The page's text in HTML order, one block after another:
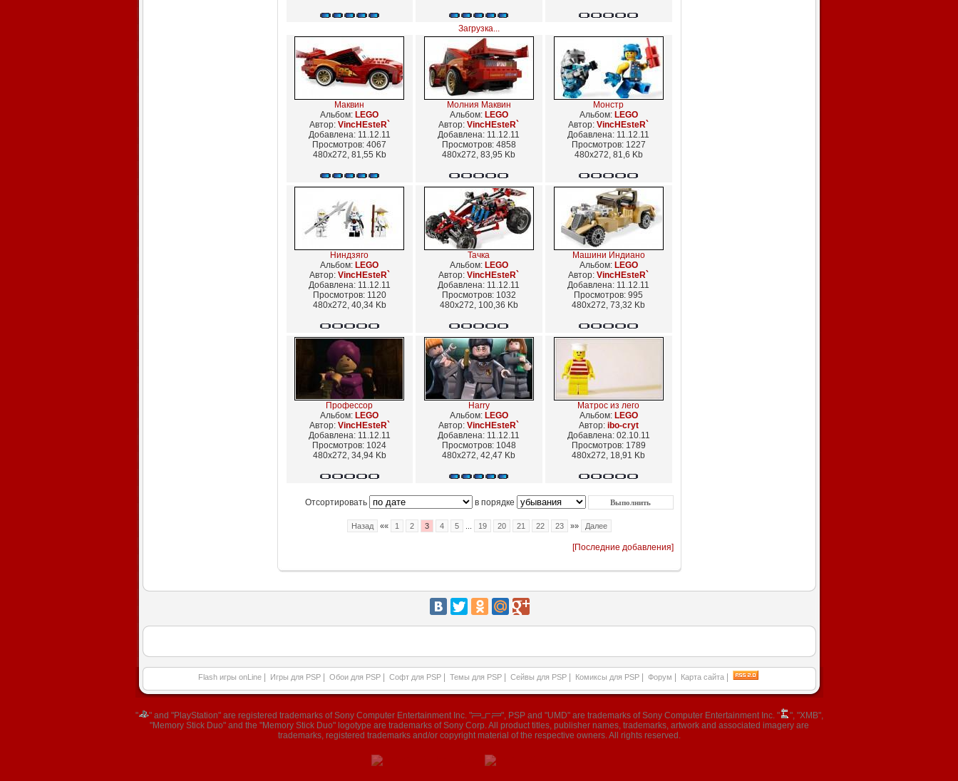
Загрузка...
Маквин
Альбом: LEGO
Автор: VincHEsteR`
Добавлена: 11.12.11
Просмотров: 4067
480x272, 81,55 Kb
Молния Маквин
Альбом: LEGO
Автор: VincHEsteR`
Добавлена: 11.12.11
Просмотров: 4858
480x272, 83,95 Kb
Монстр
Альбом: LEGO
Автор: VincHEsteR`
Добавлена: 11.12.11
Просмотров: 1227
480x272, 81,6 Kb
Ниндзяго
Альбом: LEGO
Автор: VincHEsteR`
Добавлена: 11.12.11
Просмотров: 1120
480x272, 40,34 Kb
Тачка
Альбом: LEGO
Автор: VincHEsteR`
Добавлена: 11.12.11
Просмотров: 1032
480x272, 100,36 Kb
Машини Индиано
Альбом: LEGO
Автор: VincHEsteR`
Добавлена: 11.12.11
Просмотров: 995
480x272, 73,32 Kb
Профессор
Альбом: LEGO
Автор: VincHEsteR`
Добавлена: 11.12.11
Просмотров: 1024
480x272, 34,94 Kb
Harry
Альбом: LEGO
Автор: VincHEsteR`
Добавлена: 11.12.11
Просмотров: 1048
480x272, 42,47 Kb
Матрос из лего
Альбом: LEGO
Автор: ibo-cryt
Добавлена: 02.10.11
Просмотров: 1789
480x272, 18,91 Kb
Отсортировать в порядке
Назад «« 1 2 3 4 5 19 20 21 22 23 »» Далее
[Последние добавления]
Flash игры onLine Игры для PSP Обои для PSP Софт для PSP Темы для PSP Сейвы для PSP Комиксы для PSP Форум Карта сайта
" " and "PlayStation" are registered trademarks of Sony Computer Entertainment Inc. " ", PSP and "UMD" are trademarks of Sony Computer Entertainment Inc. "
", "XMB",
"Memory Stick Duo" and the "Memory Stick Duo" logotype are trademarks of Sony Corp. All product titles, publisher names, trademarks, artwork and associated imagery are
trademarks, registered trademarks and/or copyright material of the respective owners. All rights reserved.